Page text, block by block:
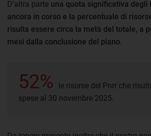
D’altra parte una quota significativa degli
ancora in corso e la percentuale di
risulta essere circa la metà del totale, a
mesi dalla conclusione del piano
52%
le risorse del Pnrr che
spese al 30 novembre 2025.